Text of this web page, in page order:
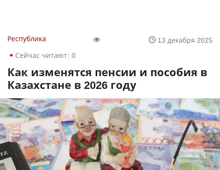
Республика
13 декабря 2025
Сейчас читают: 0
Как изменятся пенсии и пособия в
Казахстане в 2026 году